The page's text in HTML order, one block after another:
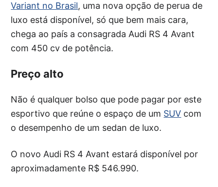
Variant no Brasil, uma nova opção de perua de
luxo está disponível, só que bem mais cara,
chega ao país a consagrada Audi RS 4 Avant
com 450 cv de potência.
Preço alto
Não é qualquer bolso que pode pagar por este
esportivo que reúne o espaço de um SUV com
o desempenho de um sedan de luxo.
O novo Audi RS 4 Avant estará disponível por
aproximadamente R$ 546.990.